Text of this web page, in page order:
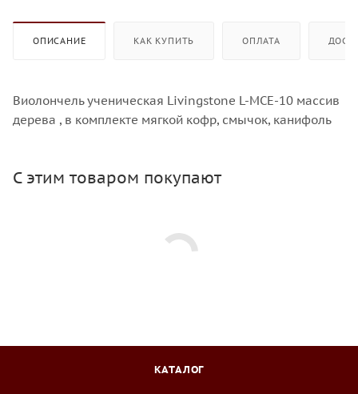
ОПИСАНИЕ КАК КУПИТЬ ОПЛАТА
Виолончель ученическая Livingstone L-MCE-10 массив
дерева , в комплекте мягкой кофр, смычок, канифоль
С этим товаром покупают
КАТАЛОГ